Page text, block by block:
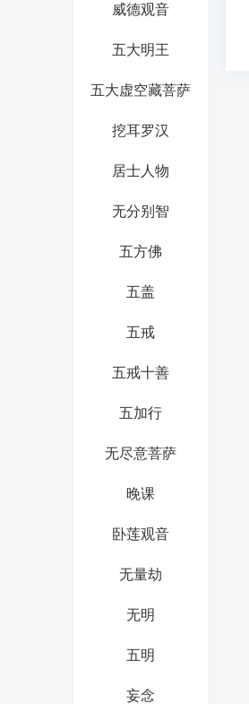
威德观音
五大明王
五大虚空藏菩萨
挖耳罗汉
居士人物
无分别智
五方佛
五盖
五戒
五戒十善
五加行
无尽意菩萨
晚课
卧莲观音
无量劫
无明
五明
妄念